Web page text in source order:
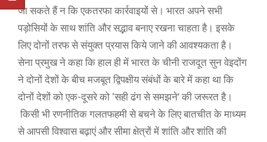
जा सकते हैं न कि एकतरफा कार्रवाइयों से।​ ​भारत अपने सभी
पड़ोसियों के साथ शांति और सद्भाव बनाए रखना चाहता है। ​इसके
लिए दोनों तरफ से संयुक्त प्रयास​ किये जाने की आवश्यकता है।​​​
सेना प्रमुख ने कहा कि हाल ही में भारत के चीनी राजदूत सुन वेइदोंग
ने दोनों देशों के बीच मजबूत द्विपक्षीय संबंधों के बारे में कहा था कि
दोनों देशों को एक-दूसरे को ‘सही ढंग से समझने’ की जरूरत है।
किसी भी रणनीतिक गलतफहमी से बचने के लिए बातचीत के माध्यम
से आपसी विश्वास बढ़ाएं और सीमा क्षेत्रों में शांति और शांति की